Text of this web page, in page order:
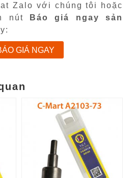
Zalo với chúng tôi hoặc
nút
Báo giá ngay sản
GIÁ NGAY